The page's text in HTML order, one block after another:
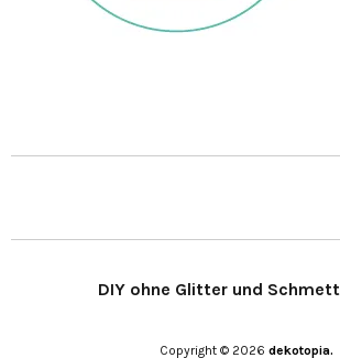
DIY ohne Glitter und
Copyright © 2026 dekotopia.